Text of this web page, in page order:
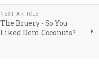
NEXT ARTICLE
The Bruery - So You
Liked Dem Coconuts?